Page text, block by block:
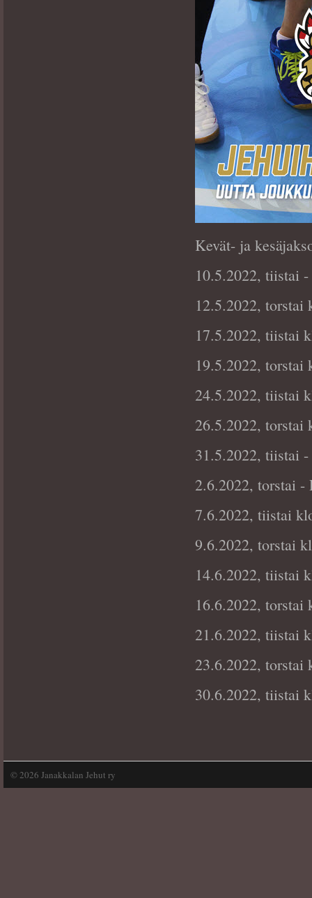
Kevät- ja
10.5.2022, tiistai
12.5.2022,
17.5.2022, tiistai
19.5.2022,
24.5.2022, tiistai
26.5.2022,
31.5.2022, tiistai
2.6.2022, torstai -
7.6.2022, tiistai
9.6.2022, torstai
14.6.2022, tiistai
16.6.2022,
21.6.2022, tiistai
23.6.2022,
30.6.2022, tiistai
© 2026 Janakkalan Jehut ry